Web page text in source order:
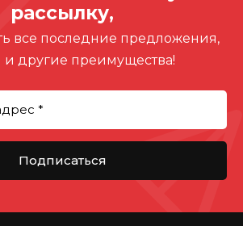
рассылку,
все последние предложения,
другие преимущества!
Подписаться